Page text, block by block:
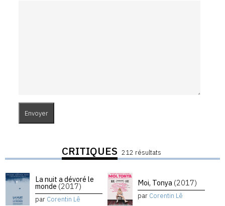
CRITIQUES 212 résultats
La nuit a dévoré le
monde (2017)
par Corentin Lê
Moi, Tonya (2017)
par Corentin Lê